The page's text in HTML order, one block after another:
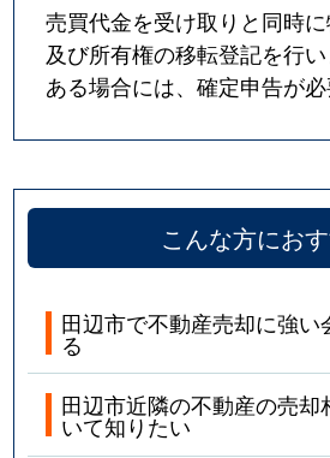
売買代金を受け取りと同時
及び所有権の移転登記を行
ある場合には、確定申告が必
こんな方にお
田辺市で不動産売却に強い
る
田辺市近隣の不動産の売却
いて知りたい